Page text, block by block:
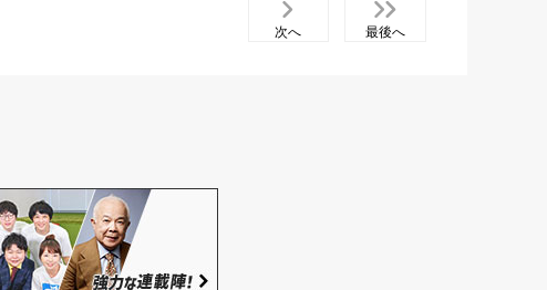
次へ 最後へ